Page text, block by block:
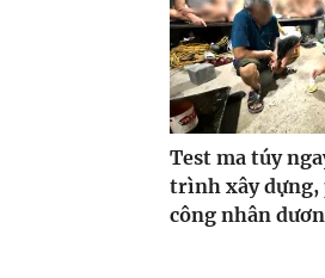
Test ma túy
trình xây dựng,
công nhân